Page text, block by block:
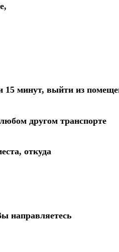
15 минут, выйти из
любом другом транспорте
откуда
направляетесь